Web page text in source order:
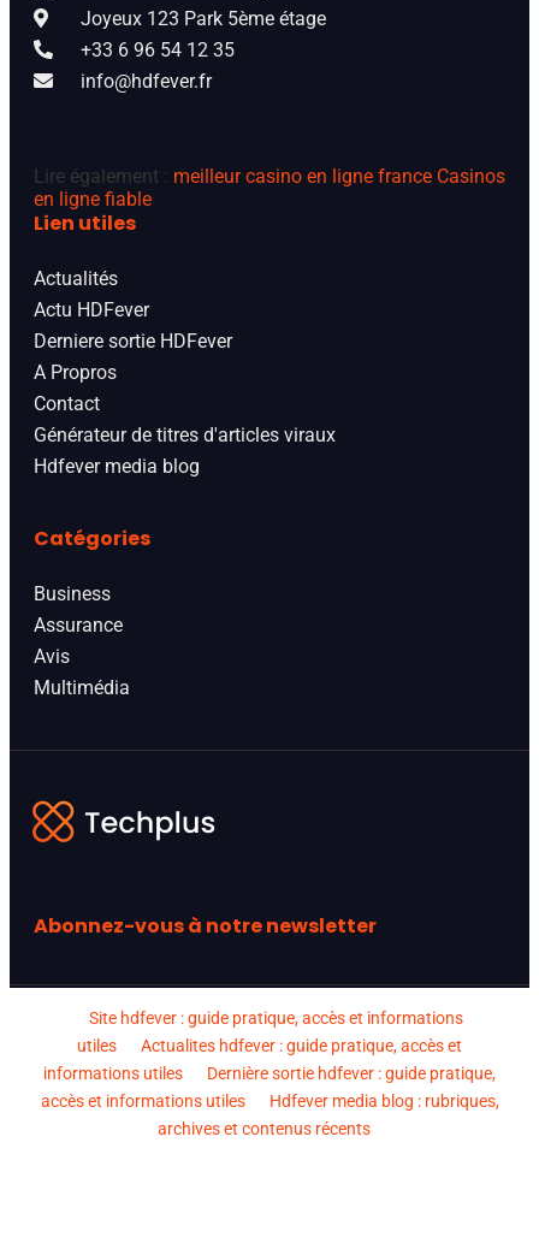
Joyeux 123 Park 5ème étage
+33 6 96 54 12 35
info@hdfever.fr
Lire également : meilleur casino en ligne france Casinos
en ligne fiable
Lien utiles
Actualités
Actu HDFever
Derniere sortie HDFever
A Propros
Contact
Générateur de titres d'articles viraux
Hdfever media blog
Catégories
Business
Assurance
Avis
Multimédia
Abonnez-vous à notre newsletter
Site hdfever : guide pratique, accès et informations
utiles
Actualites hdfever : guide pratique, accès et
informations utiles
Dernière sortie hdfever : guide pratique,
accès et informations utiles
Hdfever media blog : rubriques,
archives et contenus récents